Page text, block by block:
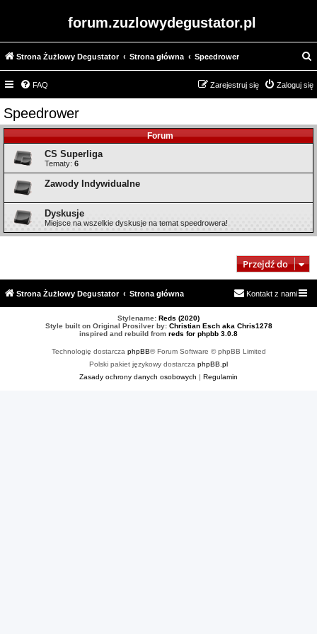
forum.zuzlowydegustator.pl
Strona Żużlowy Degustator Strona główna Speedrower
z
u
a
FAQ Zaloguj się
Zarejestruj się
Speedrower
Forum
CS Superliga
Tematy: 6
Zawody Indywidualne
Dyskusje
Miejsce na wszelkie dyskusje na temat speedrowera!
Przejdź do
Strona Żużlowy Degustator Strona główna Kontakt z nami
Stylename: Reds (2020)
Style built on Original Prosilver by: Christian Esch aka Chris1278
inspired and rebuild from reds for phpbb 3.0.8
Technologię dostarcza phpBB® Forum Software © phpBB Limited
Polski pakiet językowy dostarcza phpBB.pl
Zasady ochrony danych osobowych | Regulamin